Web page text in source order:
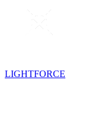
LIGHTFORCE